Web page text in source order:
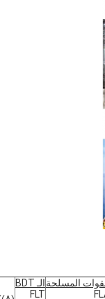
المسلحةالـ BDT
FLT